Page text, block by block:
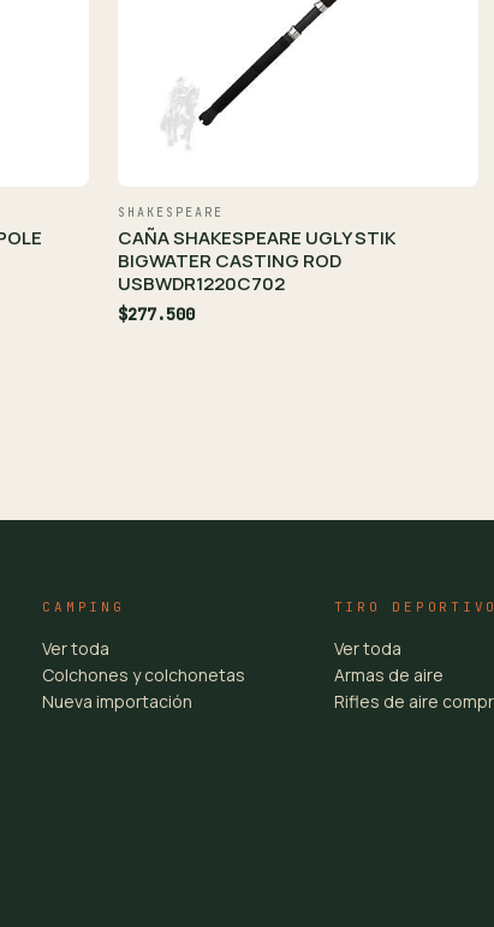
SHAKESPEARE
CAÑA SHAKESPEARE UGLY STIK
BIGWATER CASTING ROD
USBWDR1220C702
$277.500
CAMPING
Ver toda
Colchones y colchonetas
Nueva importación
TIRO DEPORTIVO
Ver toda
Armas de aire
Rifles de aire